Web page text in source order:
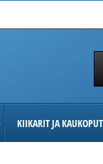
KIIKARIT JA